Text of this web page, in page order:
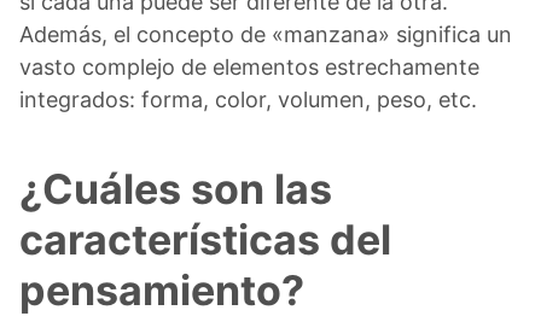
Además, el concepto de «manzana» significa un
vasto complejo de elementos estrechamente
integrados: forma, color, volumen, peso, etc.
¿Cuáles son las
características del
pensamiento?